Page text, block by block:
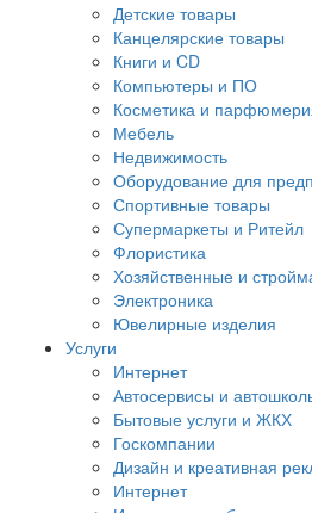
Детские товары
Канцелярские товары
Книги и CD
Компьютеры и ПО
Косметика и
Мебель
Недвижимость
Оборудование для
Спортивные товары
Супермаркеты и Ритейл
Флористика
Хозяйственные и
Электроника
Ювелирные изделия
Услуги
Интернет
Автосервисы и
Бытовые услуги и ЖКХ
Госкомпании
Дизайн и креативная
Интернет